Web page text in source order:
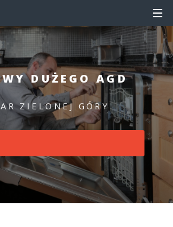
DUŻEGO AGD
ZIELONEJ GÓRY